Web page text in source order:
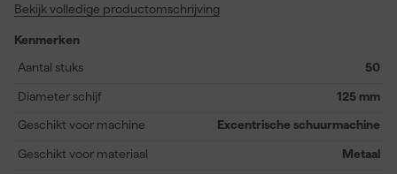
omdat het schuurpapier minder snel volloopt tijdens gebruik,
het klittenbandsysteem, waardoor je snel kunt wisselen tussen
verschillende schuurtaken. Geschikt voor onder andere Makita
vind je 50 stuks, zodat je voor elke klus voldoende
schuurmateriaal bij de hand hebt. Deze schuurschijven bieden
van diverse oppervlakken.
Bekijk volledige productomschrijving
Kenmerken
Aantal stuks
50
Diameter schijf 125 mm
Geschikt voor machine Excentrische schuurmachine
Geschikt voor materiaal Metaal